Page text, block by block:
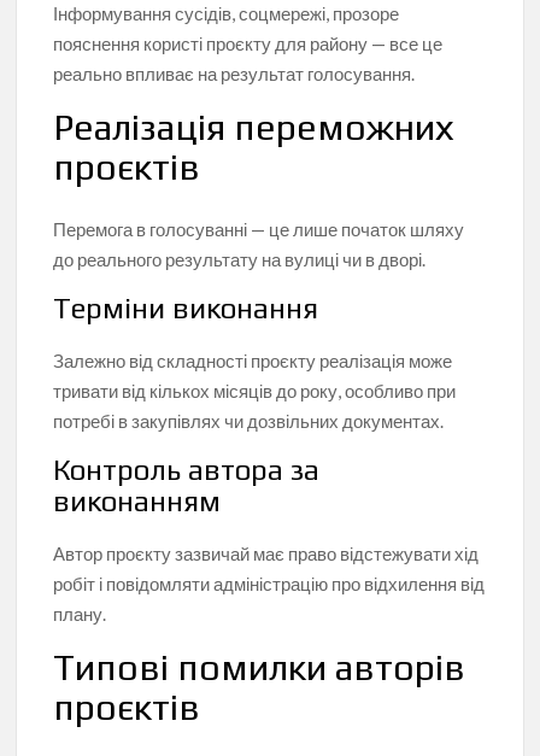
Інформування сусідів, соцмережі, прозоре
пояснення користі проєкту для району — все це
реально впливає на результат голосування.
Реалізація переможних
проєктів
Перемога в голосуванні — це лише початок шляху
до реального результату на вулиці чи в дворі.
Терміни виконання
Залежно від складності проєкту реалізація може
тривати від кількох місяців до року, особливо при
потребі в закупівлях чи дозвільних документах.
Контроль автора за
виконанням
Автор проєкту зазвичай має право відстежувати хід
робіт і повідомляти адміністрацію про відхилення від
плану.
Типові помилки авторів
проєктів